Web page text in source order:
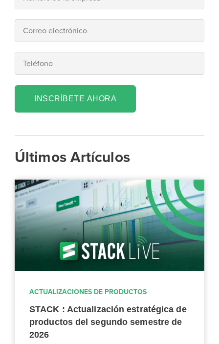
INSCRÍBETE AHORA
Últimos Artículos
ACTUALIZACIONES DE PRODUCTOS
STACK : Actualización estratégica de
productos del segundo semestre de
2026